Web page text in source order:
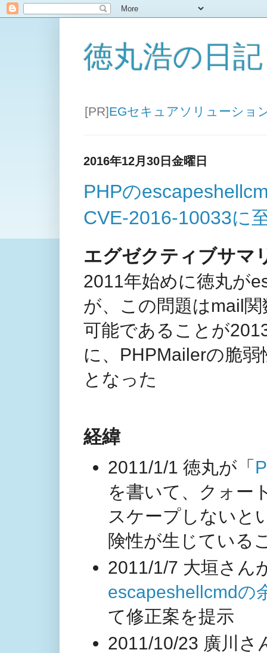
徳丸浩の日記
[PR]EGセキュアソリューショ
2016年12月30日金曜日
PHPの
CVE-2016-10033に
エグゼクティブサマ
2011年始めに徳丸が
が、この問題はmail
可能であることが
に、PHPMailerの脆
となった
経緯
2011/1/1 徳丸が「
を書いて、クォー
スケープしないと
険性が生じている
2011/1/7 大垣さん
escapeshellcmdの
て修正案を提示
2011/10/23 廣川さ